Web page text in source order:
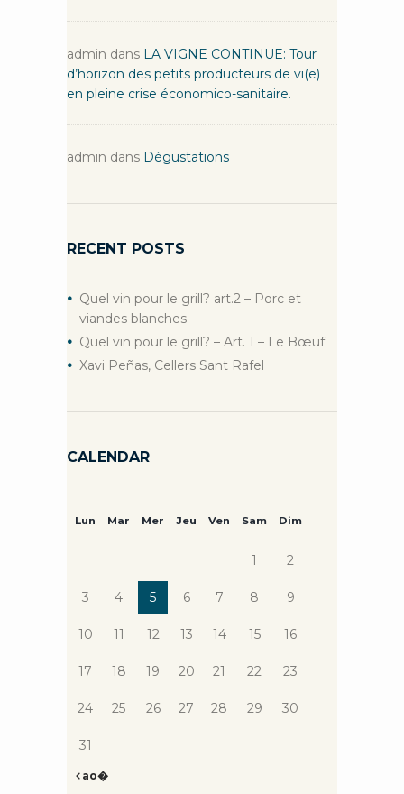
admin dans LA VIGNE CONTINUE: Tour
d’horizon des petits producteurs de vi(e)
en pleine crise économico-sanitaire.
admin dans Dégustations
RECENT POSTS
Quel vin pour le grill? art.2 – Porc et
viandes blanches
Quel vin pour le grill? – Art. 1 – Le Bœuf
Xavi Peñas, Cellers Sant Rafel
CALENDAR
Lun Mar Mer Jeu Ven Sam Dim
1 2
3 4 5 6 7 8 9
10 11 12 13 14 15 16
17 18 19 20 21 22 23
24 25 26 27 28 29 30
31
ao�